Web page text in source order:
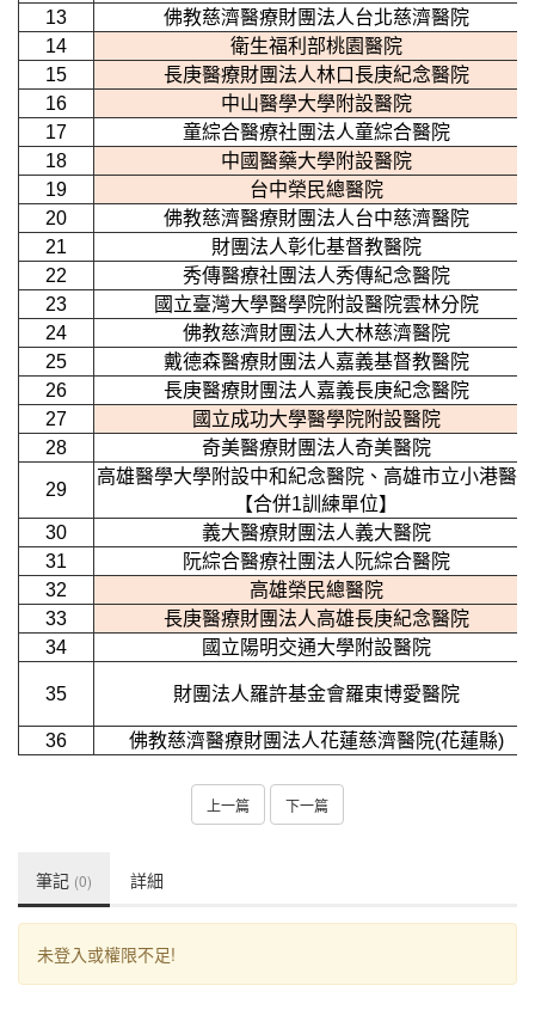
13
佛教慈濟醫療財團法人台北慈濟醫院
14
衛生福利部桃園醫院
15
長庚醫療財團法人林口長庚紀念醫院
16
中山醫學大學附設醫院
17
童綜合醫療社團法人童綜合醫院
18
中國醫藥大學附設醫院
19
台中榮民總醫院
20
佛教慈濟醫療財團法人台中慈濟醫院
21
財團法人彰化基督教醫院
22
秀傳醫療社團法人秀傳紀念醫院
23
國立臺灣大學醫學院附設醫院雲林分院
24
佛教慈濟財團法人大林慈濟醫院
25
戴德森醫療財團法人嘉義基督教醫院
26
長庚醫療財團法人嘉義長庚紀念醫院
27
國立成功大學醫學院附設醫院
28
奇美醫療財團法人奇美醫院
29
高雄醫學大學附設中和紀念醫院、高雄市立小港醫院
【合併1訓練單位】
30
義大醫療財團法人義大醫院
31
阮綜合醫療社團法人阮綜合醫院
32
高雄榮民總醫院
33
長庚醫療財團法人高雄長庚紀念醫院
34
國立陽明交通大學附設醫院
35 財團法人羅許基金會羅東博愛醫院
36 佛教慈濟醫療財團法人花蓮慈濟醫院(花蓮縣)
上一篇 下一篇
筆記 (0) 詳細
未登入或權限不足!